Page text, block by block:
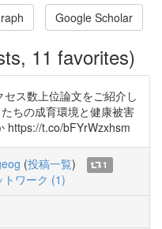
Google Scholar
11 favorites)
セス数上位論文をご紹介し
ちの成育環境と健康被害
https://t.co/bFYrWzxhsm
(投稿一覧)
1
トワーク (1)